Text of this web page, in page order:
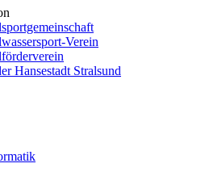
Verein
Hansestadt Stralsund